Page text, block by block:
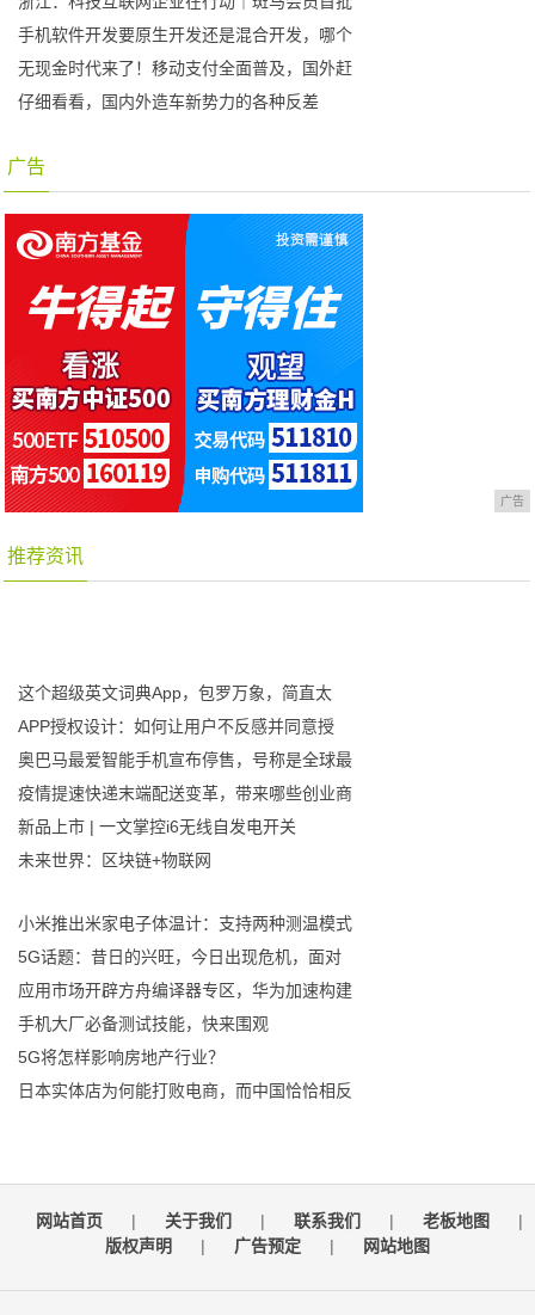
手机软件开发要原生开发还是混合开发，哪个
无现金时代来了！移动支付全面普及，国外赶
仔细看看，国内外造车新势力的各种反差
广告
广告
推荐资讯
这个超级英文词典App，包罗万象，简直太
APP授权设计：如何让用户不反感并同意授
奥巴马最爱智能手机宣布停售，号称是全球最
疫情提速快递末端配送变革，带来哪些创业商
新品上市 | 一文掌控i6无线自发电开关
未来世界：区块链+物联网
小米推出米家电子体温计：支持两种测温模式
5G话题：昔日的兴旺，今日出现危机，面对
应用市场开辟方舟编译器专区，华为加速构建
手机大厂必备测试技能，快来围观
5G将怎样影响房地产行业？
日本实体店为何能打败电商，而中国恰恰相反
网站首页 | 关于我们 | 联系我们 | 老板地图
|
版权声明
| 广告预定 | 网站地图